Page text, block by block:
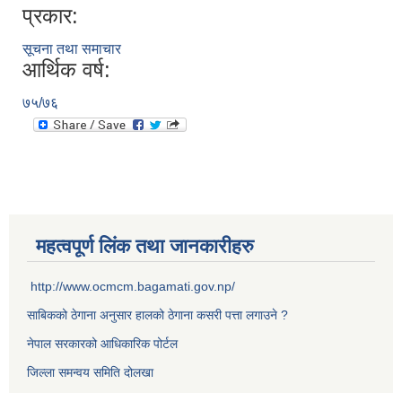
प्रकार:
सूचना तथा समाचार
आर्थिक वर्ष:
७५/७६
महत्वपूर्ण लिंक तथा जानकारीहरु
http://www.ocmcm.bagamati.gov.np/
साबिकको ठेगाना अनुसार हालको ठेगाना कसरी पत्ता लगाउने ?
नेपाल सरकारको आधिकारिक पोर्टल
जिल्ला समन्वय समिति दोलखा